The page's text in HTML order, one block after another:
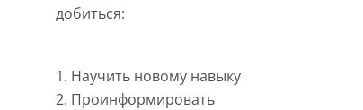
добиться:
Научить новому навыку
Проинформировать